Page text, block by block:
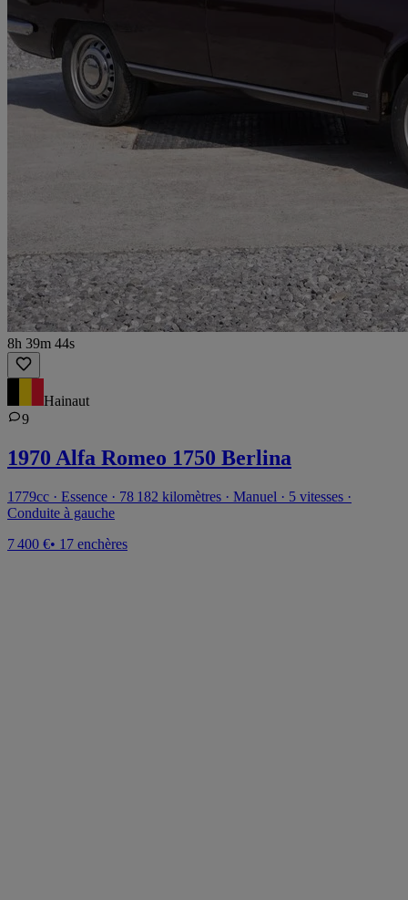
8h 39m 44s
Hainaut
9
1970 Alfa Romeo 1750 Berlina
1779cc · Essence · 78 182 kilomètres · Manuel · 5 vitesses ·
Conduite à gauche
7 400 €• 17 enchères